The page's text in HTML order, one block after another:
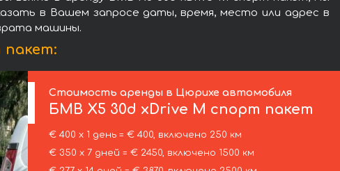
в Вашем запросе даты, время, место или адрес в
машины.
пакет:
Стоимость аренды в Цюрихе автомобиля
БМВ X5 30d xDrive M спорт пакет
€ 400 х 1 день = € 400, включено 250 км
€ 350 х 7 дней = € 2450, включено 1500 км